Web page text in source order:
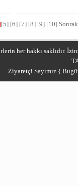
[5] [6] [7] [8] [9] [10]
her hakkı saklıdır.
Ziyaretçi Sayımız {